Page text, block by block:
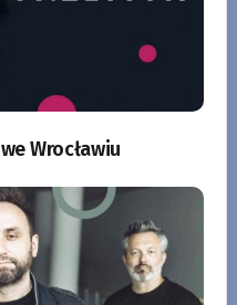
Wrocławiu